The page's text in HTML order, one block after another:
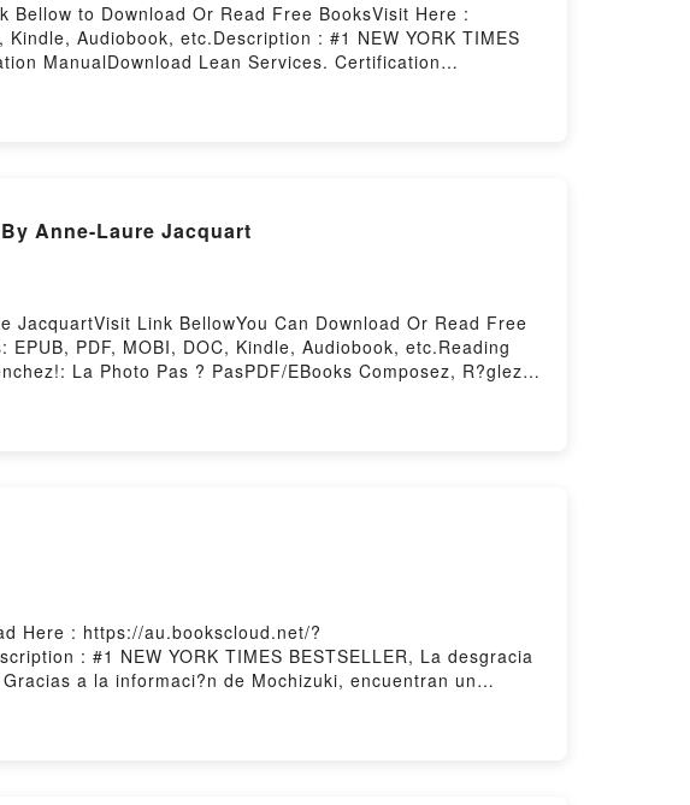
to Download Or Read Free BooksVisit Here :
Audiobook, etc.Description : #1 NEW YORK TIMES
ManualDownload Lean Services. Certification
Anne-Laure Jacquart
JacquartVisit Link BellowYou Can Download Or Read Free
PDF, MOBI, DOC, Kindle, Audiobook, etc.Reading
La Photo Pas ? PasPDF/EBooks Composez, R?glez,
Read Or Download Composez, R?glez, D?clenchez!: La
Here : https://au.bookscloud.net/?
: #1 NEW YORK TIMES BESTSELLER, La desgracia
a la informaci?n de Mochizuki, encuentran un
una vez empezadas. La forma de hacerlos es… La